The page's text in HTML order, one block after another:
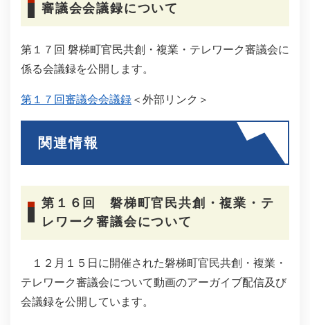
審議会会議録について
第１７回 磐梯町官民共創・複業・テレワーク審議会に
係る会議録を公開します。
第１７回審議会会議録 ＜外部リンク＞
関連情報
第１６回 磐梯町官民共創・複業・テ
レワーク審議会について
１２月１５日に開催された磐梯町官民共創・複業・
テレワーク審議会について動画のアーガイブ配信及び
会議録を公開しています。